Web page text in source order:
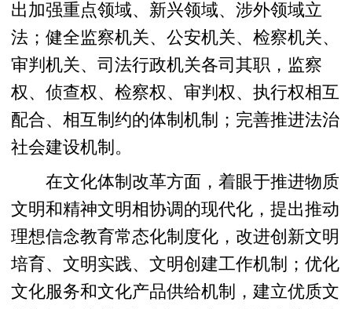
出加强重点领域、新兴领域、涉外领域立
法；健全监察机关、公安机关、检察机关、
审判机关、司法行政机关各司其职，监察
权、侦查权、检察权、审判权、执行权相互
配合、相互制约的体制机制；完善推进法治
社会建设机制。
在文化体制改革方面，着眼于推进物质
文明和精神文明相协调的现代化，提出推动
理想信念教育常态化制度化，改进创新文明
培育、文明实践、文明创建工作机制；优化
文化服务和文化产品供给机制，建立优质文